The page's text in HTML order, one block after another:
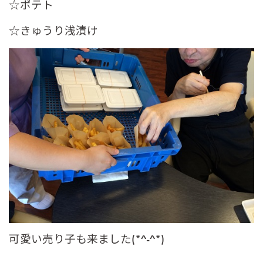
☆ポテト
☆きゅうり浅漬け
可愛い売り子も来ました(*^-^*)